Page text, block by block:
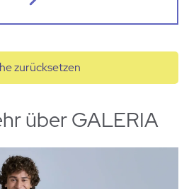
zurücksetzen
über GALERIA